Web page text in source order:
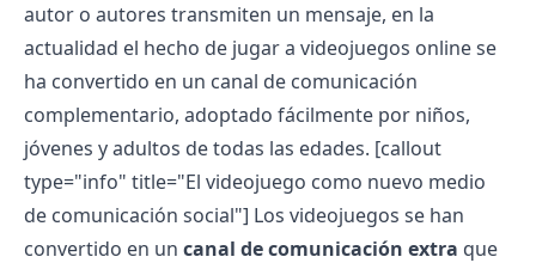
autor o autores transmiten un mensaje, en la
actualidad el hecho de jugar a videojuegos online se
ha convertido en un canal de comunicación
complementario, adoptado fácilmente por niños,
jóvenes y adultos de todas las edades. [callout
type="info" title="El videojuego como nuevo medio
de comunicación social"] Los videojuegos se han
convertido en un canal de comunicación extra que